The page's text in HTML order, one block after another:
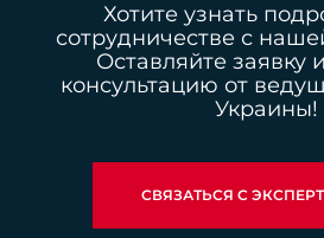
Хотите узнать
сотрудничестве с
Оставляйте заявку
консультацию от
Украины!
СВЯЗАТЬСЯ С